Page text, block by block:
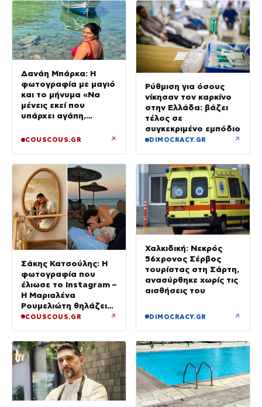
Δανάη Μπάρκα: Η
φωτογραφία με μαγιό
και το μήνυμα «Να
μένεις εκεί που
υπάρχει αγάπη,
αμοιβαιότητα»
COUSCOUS.GR ↗
Ρύθμιση για όσους
νίκησαν τον καρκίνο
στην Ελλάδα: βάζει
τέλος σε
συγκεκριμένο εμπόδιο
DIMOCRACY.GR ↗
Σάκης Κατσούλης: Η
φωτογραφία που
έλιωσε το Instagram –
Η Μαριαλένα
Ρουμελιώτη θηλάζει
τον γιο τους
COUSCOUS.GR ↗
Χαλκιδική: Νεκρός
56χρονος Σέρβος
τουρίστας στη Σάρτη,
ανασύρθηκε χωρίς τις
αισθήσεις του
DIMOCRACY.GR ↗